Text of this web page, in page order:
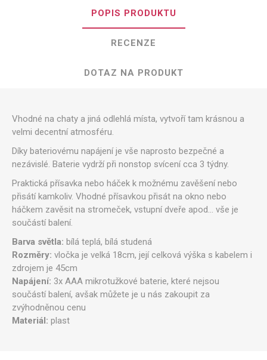
POPIS PRODUKTU
RECENZE
DOTAZ NA PRODUKT
Vhodné na chaty a jiná odlehlá místa, vytvoří tam krásnou a
velmi decentní atmosféru.
Díky bateriovému napájení je vše naprosto bezpečné a
nezávislé. Baterie vydrží při nonstop svícení cca 3 týdny.
Praktická přísavka nebo háček k možnému zavěšení nebo
přisátí kamkoliv. Vhodné přísavkou přisát na okno nebo
háčkem zavěsit na stromeček, vstupní dveře apod... vše je
součástí balení.
Barva světla: bílá teplá, bílá studená
Rozměry: vločka je velká 18cm, její celková výška s kabelem i
zdrojem je 45cm
Napájení: 3x AAA mikrotužkové baterie, které nejsou
součástí balení, avšak můžete je u nás zakoupit za
zvýhodněnou cenu
Materiál: plast